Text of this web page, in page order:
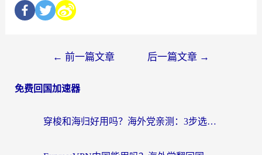
← 前一篇文章 后一篇文章 →
免费回国加速器
穿梭和海归好用吗？海外党亲测：3步选对回国加速器，无缝刷国内剧玩手游